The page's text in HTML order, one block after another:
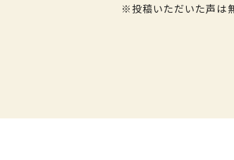
※投稿いただいた声は